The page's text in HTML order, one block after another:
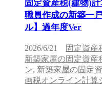
固定資産税(建物)
職員作成の新築一
ル】過年度Ver
2026/6/21 固定資産
新築家屋の固定資産
ン, 新築家屋の固定
画税オンライン計算